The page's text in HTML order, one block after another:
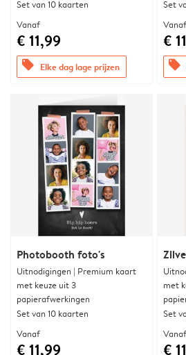
Set van 10 kaarten
Vanaf
€ 11,99
offers Elke dag lage prijzen
Set
Vanaf
€
offers
Photobooth foto's
Uitnodigingen | Premium kaart
met keuze uit 3
papierafwerkingen
Set van 10 kaarten
Vanaf
€ 11,99
met
Set
Vanaf
€